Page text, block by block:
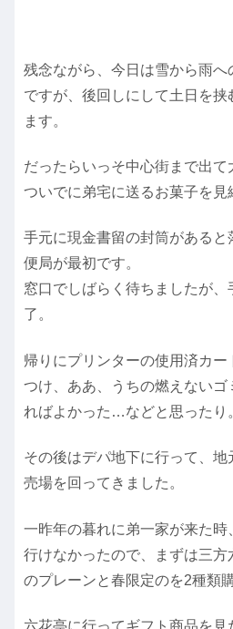
残念ながら、今日は雪から雨へ
ですが、後回しにして土日を挟
ます。
だったらいっそ中心街まで出て
ついでに弟宅に送るお菓子を見
手元に現金書留の封筒がある
便局が最初です。
窓口でしばらく待ちましたが、
了。
帰りにプリンターの使用済カ
つけ、ああ、うちの燃えないゴ
ればよかった…などと思ったり
その後はデパ地下に行って、
売場を回ってきました。
一昨年の暮れに弟一家が来た時
行けなかったので、まずは三方
のプレーンと春限定のを2種類購
六花亭に行ってギフト商品を